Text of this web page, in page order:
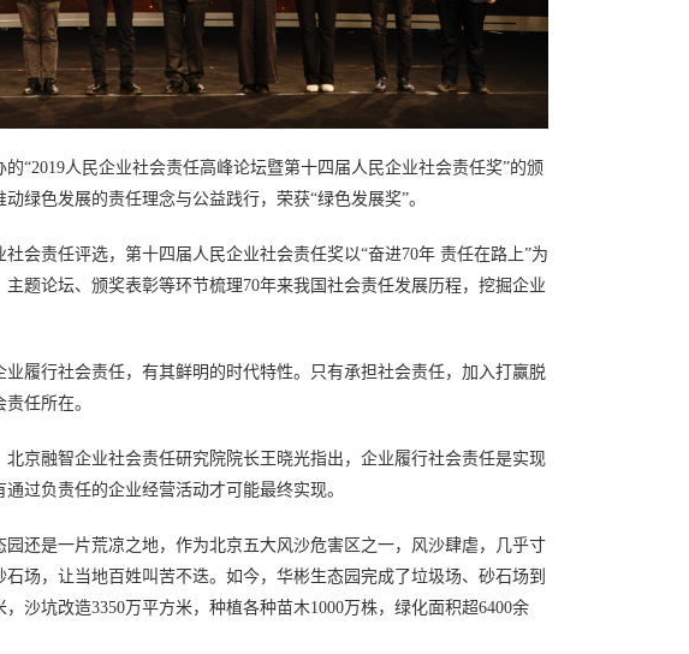
“2019人民企业社会责任高峰论坛暨第十四届人民企业社会责任奖”的颁
绿色发展的责任理念与公益践行，荣获“绿色发展奖”。
会责任评选，第十四届人民企业社会责任奖以“奋进70年 责任在路上”为
题论坛、颁奖表彰等环节梳理70年来我国社会责任发展历程，挖掘企业
履行社会责任，有其鲜明的时代特性。只有承担社会责任，加入打赢脱
任所在。
京融智企业社会责任研究院院长王晓光指出，企业履行社会责任是实现
过负责任的企业经营活动才可能最终实现。
还是一片荒凉之地，作为北京五大风沙危害区之一，风沙肆虐，几乎寸
场，让当地百姓叫苦不迭。如今，华彬生态园完成了垃圾场、砂石场到
沙坑改造3350万平方米，种植各种苗木1000万株，绿化面积超6400余